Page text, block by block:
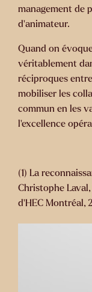
management de
d’animateur.
Quand on
véritablement
réciproques
mobiliser les
commun en les
l’excellence
(1) La
Christophe
d’HEC Montréal,